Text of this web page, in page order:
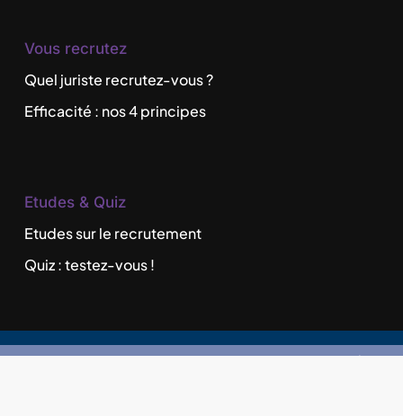
Vous recrutez
Quel juriste recrutez-vous ?
Efficacité : nos 4 principes
Etudes & Quiz
Etudes sur le recrutement
Quiz : testez-vous !